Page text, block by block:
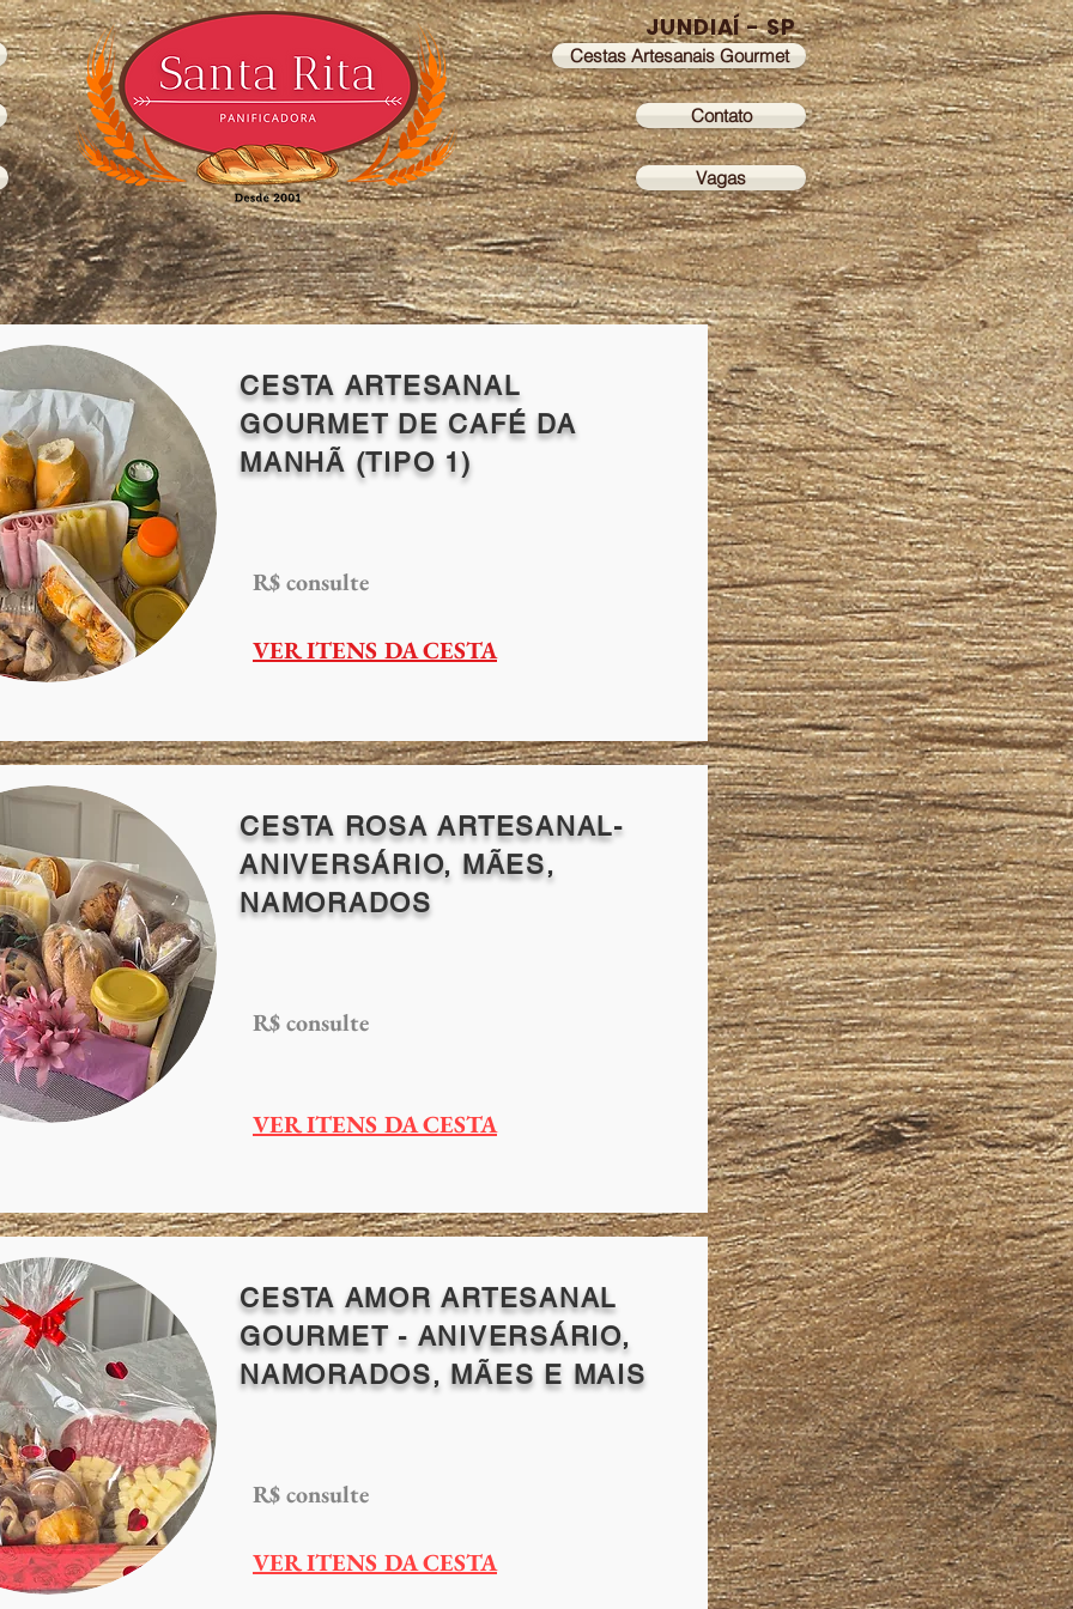
JUNDIAÍ - SP
Cestas Artesanais Gourmet
Contato
Vagas
CESTA ARTESANAL
GOURMET DE CAFÉ DA
MANHÃ (TIPO 1)
R$ consulte
VER ITENS DA CESTA
CESTA ROSA ARTESANAL-
ANIVERSÁRIO, MÃES,
NAMORADOS
R$ consulte
VER ITENS DA CESTA
CESTA AMOR ARTESANAL
GOURMET - ANIVERSÁRIO,
NAMORADOS, MÃES E MAIS
R$ consulte
VER ITENS DA CESTA